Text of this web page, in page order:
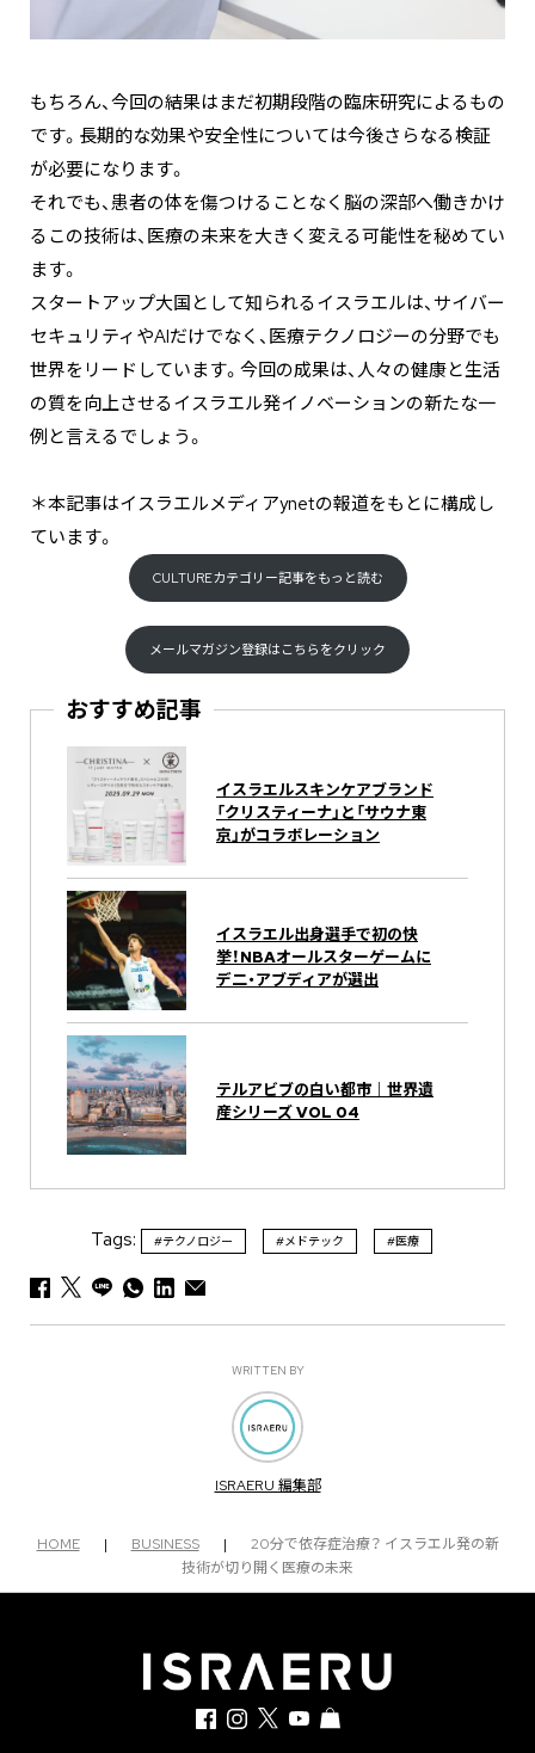
もちろん、今回の結果はまだ初期段階の臨床研究によるもの
です。長期的な効果や安全性については今後さらなる検証
が必要になります。
それでも、患者の体を傷つけることなく脳の深部へ働きかけ
るこの技術は、医療の未来を大きく変える可能性を秘めてい
ます。
スタートアップ大国として知られるイスラエルは、サイバー
セキュリティやAIだけでなく、医療テクノロジーの分野でも
世界をリードしています。今回の成果は、人々の健康と生活
の質を向上させるイスラエル発イノベーションの新たな一
例と言えるでしょう。
＊本記事はイスラエルメディアynetの報道をもとに構成し
ています。
CULTUREカテゴリー記事をもっと読む
メールマガジン登録はこちらをクリック
おすすめ記事
イスラエルスキンケアブランド
「クリスティーナ」と「サウナ東
京」がコラボレーション
イスラエル出身選手で初の快
挙！NBAオールスターゲームに
デ二・アブディアが選出
テルアビブの白い都市｜世界遺
産シリーズ VOL 04
Tags: #テクノロジー #メドテック #医療
WRITTEN BY
ISRAERU 編集部
HOME | BUSINESS |
20分で依存症治療？ イスラエル発の新
技術が切り開く医療の未来